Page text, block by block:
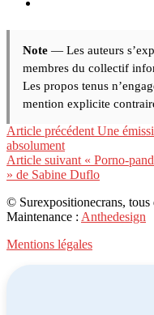
Note — Les auteurs
membres du collectif
Les propos tenus
mention explicite
Lire
la
suite
Article précédent Une
absolument
Article suivant « Porno-
» de Sabine Duflo
© Surexpositionecrans,
Maintenance : Anthedesign
Mentions légales